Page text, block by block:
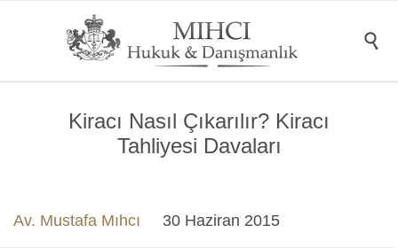

Kiracı Nasıl Çıkarılır? Kiracı
Tahliyesi Davaları
Av. Mustafa Mıhcı 30 Haziran 2015